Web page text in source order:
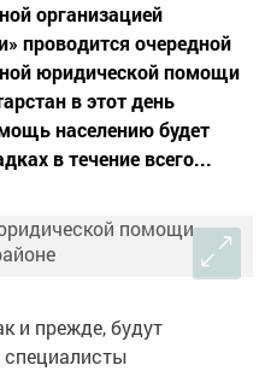
организацией
проводится очередной
юридической помощи
в этот день
населению будет
в течение всего...
и прежде, будут
специалисты